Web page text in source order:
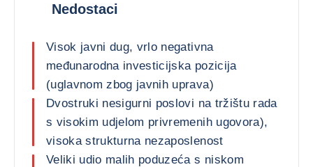
Nedostaci
Visok javni dug, vrlo negativna
međunarodna investicijska pozicija
(uglavnom zbog javnih uprava)
Dvostruki nesigurni poslovi na tržištu rada
s visokim udjelom privremenih ugovora),
visoka strukturna nezaposlenost
Veliki udio malih poduzeća s niskom